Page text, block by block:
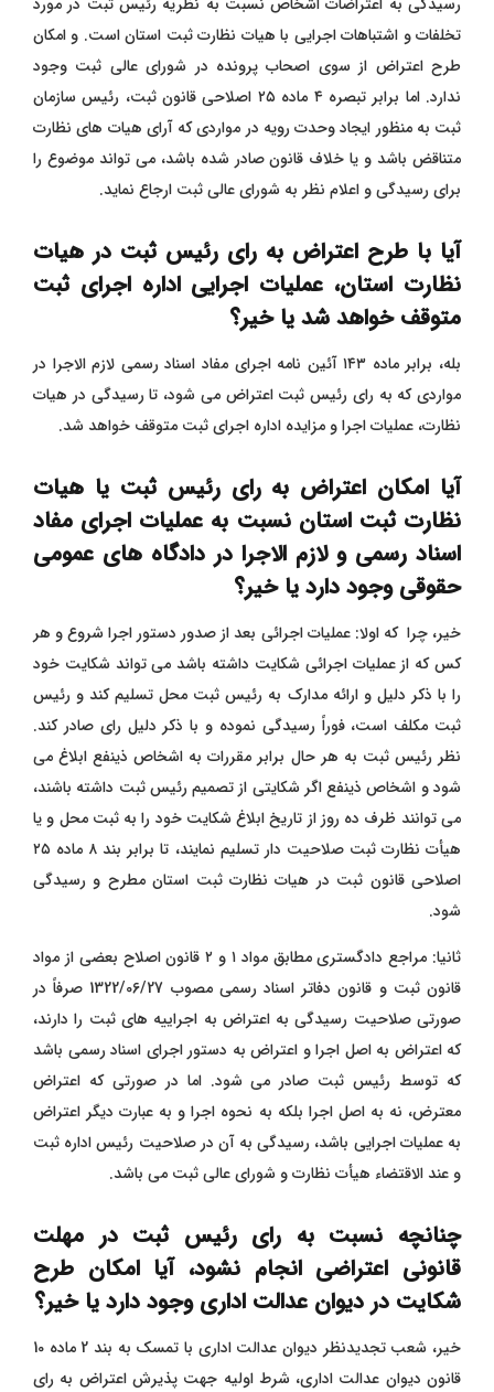
تخلفات و اشتباهات اجرایی با هیات نظارت ثبت استان است. و امکان
طرح اعتراض از سوی اصحاب پرونده در شورای عالی ثبت وجود
ندارد. اما برابر تبصره ۴ ماده ۲۵ اصلاحی قانون ثبت، رئیس سازمان
ثبت به منظور ایجاد وحدت رویه در مواردی که آرای هیات های نظارت
متناقض باشد و یا خلاف قانون صادر شده باشد، می تواند موضوع را
برای رسیدگی و اعلام نظر به شورای عالی ثبت ارجاع نماید.
آیا با طرح اعتراض به رای رئیس ثبت در هیات
نظارت استان، عملیات اجرایی اداره اجرای ثبت
متوقف خواهد شد یا خیر؟
بله، برابر ماده ۱۴۳ آئین نامه اجرای مفاد اسناد رسمی لازم الاجرا در
مواردی که به رای رئیس ثبت اعتراض می شود، تا رسیدگی در هیات
نظارت، عملیات اجرا و مزایده اداره اجرای ثبت متوقف خواهد شد.
آیا امکان اعتراض به رای رئیس ثبت یا هیات
نظارت ثبت استان نسبت به عملیات اجرای مفاد
اسناد رسمی و لازم الاجرا در دادگاه های عمومی
حقوقی وجود دارد یا خیر؟
خیر، چرا که اولا: عملیات اجرائی بعد از صدور دستور اجرا شروع و هر
کس که از عملیات اجرائی شکایت داشته باشد می تواند شکایت خود
را با ذکر دلیل و ارائه مدارک به رئیس ثبت محل تسلیم کند و رئیس
ثبت مکلف است، فوراً رسیدگی نموده و با ذکر دلیل رای صادر کند.
نظر رئیس ثبت به هر حال برابر مقررات به اشخاص ذینفع ابلاغ می
شود و اشخاص ذینفع اگر شکایتی از تصمیم رئیس ثبت داشته باشند،
می توانند ظرف ده روز از تاریخ ابلاغ شکایت خود را به ثبت محل و یا
هیأت نظارت ثبت صلاحیت دار تسلیم نمایند، تا برابر بند ۸ ماده ۲۵
اصلاحی قانون ثبت در هیات نظارت ثبت استان مطرح و رسیدگی
شود.
ثانیا: مراجع دادگستری مطابق مواد ۱ و ۲ قانون اصلاح بعضی از مواد
قانون ثبت و قانون دفاتر اسناد رسمی مصوب 1322/06/27 صرفاً در
صورتی صلاحیت رسیدگی به اعتراض به اجراییه های ثبت را دارند،
که اعتراض به اصل اجرا و اعتراض به دستور اجرای اسناد رسمی باشد
که توسط رئیس ثبت صادر می شود. اما در صورتی که اعتراض
معترض، نه به اصل اجرا بلکه به نحوه اجرا و به عبارت دیگر اعتراض
به عملیات اجرایی باشد، رسیدگی به آن در صلاحیت رئیس اداره ثبت
و عند الاقتضاء هیأت نظارت و شورای عالی ثبت می باشد.
چنانچه نسبت به رای رئیس ثبت در مهلت
قانونی اعتراضی انجام نشود، آیا امکان طرح
شکایت در دیوان عدالت اداری وجود دارد یا خیر؟
خیر، شعب تجدیدنظر دیوان عدالت اداری با تمسک به بند 2 ماده 10
قانون دیوان عدالت اداری، شرط اولیه جهت پذیرش اعتراض به رای